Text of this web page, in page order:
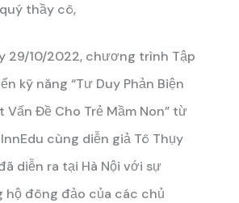
thầy cô,
29/10/2022, chương trình Tập
kỹ năng “Tư Duy Phản Biện
Vấn Đề Cho Trẻ Mầm Non” từ
cùng diễn giả Tô Thụy
diễn ra tại Hà Nội với sự
hộ đông đảo của các chủ